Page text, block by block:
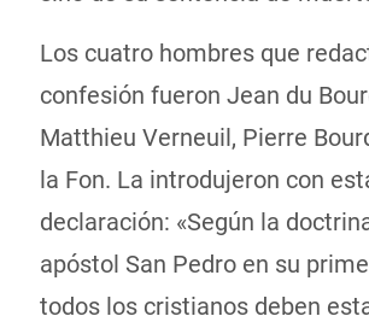
Los cuatro hombres que
confesión fueron Jean du
Matthieu Verneuil, Pierre
la Fon. La introdujeron con
declaración: «Según la
apóstol San Pedro en su
todos los cristianos deben